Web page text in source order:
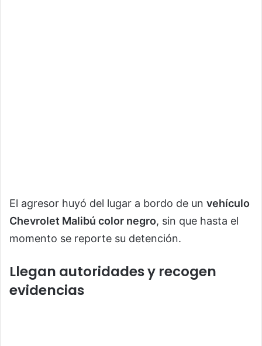
El agresor huyó del lugar a bordo de un vehículo
Chevrolet Malibú color negro, sin que hasta el
momento se reporte su detención.
Llegan autoridades y recogen
evidencias